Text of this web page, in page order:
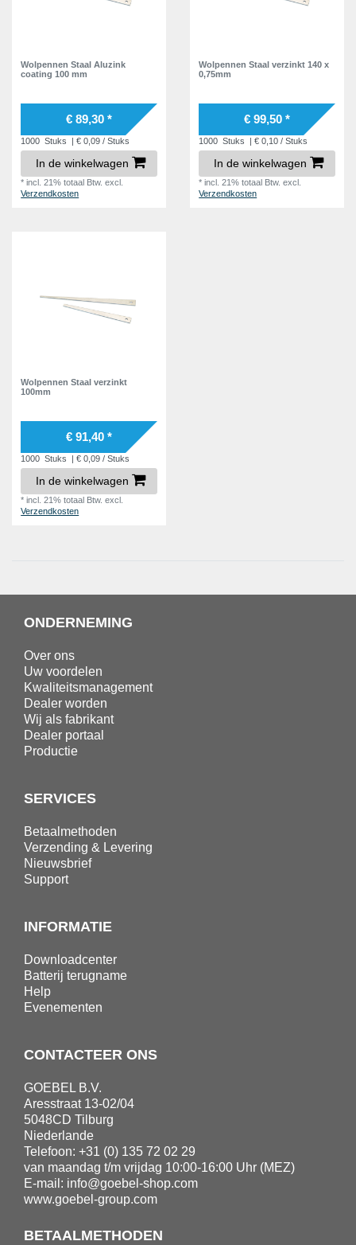
Wolpennen Staal Aluzink
coating 100 mm
€ 89,30 *
1000 Stuks | € 0,09 / Stuks
In de winkelwagen
*incl. 21% totaal Btw. excl.
Verzendkosten
Wolpennen Staal verzinkt 140 x
0,75mm
€ 99,50 *
1000 Stuks | € 0,10 / Stuks
In de winkelwagen
*incl. 21% totaal Btw. excl.
Verzendkosten
Wolpennen Staal verzinkt
100mm
€ 91,40 *
1000 Stuks | € 0,09 / Stuks
In de winkelwagen
*incl. 21% totaal Btw. excl.
Verzendkosten
ONDERNEMING
Over ons
Uw voordelen
Kwaliteitsmanagement
Dealer worden
Wij als fabrikant
Dealer portaal
Productie
SERVICES
Betaalmethoden
Verzending & Levering
Nieuwsbrief
Support
INFORMATIE
Downloadcenter
Batterij terugname
Help
Evenementen
CONTACTEER ONS
GOEBEL B.V.
Aresstraat 13-02/04
5048CD Tilburg
Niederlande
Telefoon: +31 (0) 135 72 02 29
van maandag t/m vrijdag 10:00-16:00 Uhr (MEZ)
E-mail: info@goebel-shop.com
www.goebel-group.com
BETAALMETHODEN